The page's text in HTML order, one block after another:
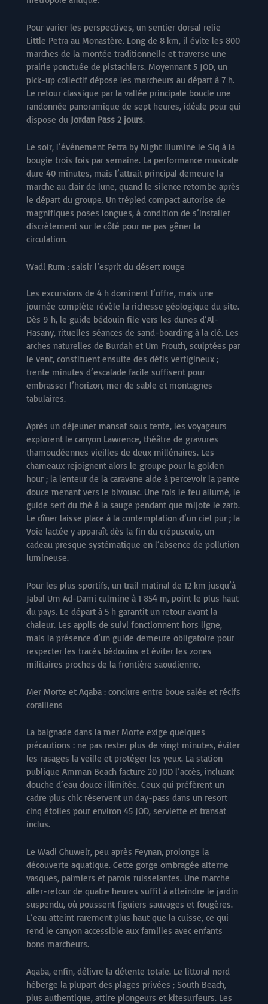
Pour varier les perspectives, un sentier dorsal relie
Little Petra au Monastère. Long de 8 km, il évite les 800
marches de la montée traditionnelle et traverse une
prairie ponctuée de pistachiers. Moyennant 5 JOD, un
pick-up collectif dépose les marcheurs au départ à 7 h.
Le retour classique par la vallée principale boucle une
randonnée panoramique de sept heures, idéale pour qui
dispose du Jordan Pass 2 jours.
Le soir, l’événement Petra by Night illumine le Siq à la
bougie trois fois par semaine. La performance musicale
dure 40 minutes, mais l’attrait principal demeure la
marche au clair de lune, quand le silence retombe après
le départ du groupe. Un trépied compact autorise de
magnifiques poses longues, à condition de s’installer
discrètement sur le côté pour ne pas gêner la
circulation.
Wadi Rum : saisir l’esprit du désert rouge
Les excursions de 4 h dominent l’offre, mais une
journée complète révèle la richesse géologique du site.
Dès 9 h, le guide bédouin file vers les dunes d’Al-
Hasany, rituelles séances de sand-boarding à la clé. Les
arches naturelles de Burdah et Um Frouth, sculptées par
le vent, constituent ensuite des défis vertigineux ;
trente minutes d’escalade facile suffisent pour
embrasser l’horizon, mer de sable et montagnes
tabulaires.
Après un déjeuner mansaf sous tente, les voyageurs
explorent le canyon Lawrence, théâtre de gravures
thamoudéennes vieilles de deux millénaires. Les
chameaux rejoignent alors le groupe pour la golden
hour ; la lenteur de la caravane aide à percevoir la pente
douce menant vers le bivouac. Une fois le feu allumé, le
guide sert du thé à la sauge pendant que mijote le zarb.
Le dîner laisse place à la contemplation d’un ciel pur ; la
Voie lactée y apparaît dès la fin du crépuscule, un
cadeau presque systématique en l’absence de pollution
lumineuse.
Pour les plus sportifs, un trail matinal de 12 km jusqu’à
Jabal Um Ad-Dami culmine à 1 854 m, point le plus haut
du pays. Le départ à 5 h garantit un retour avant la
chaleur. Les applis de suivi fonctionnent hors ligne,
mais la présence d’un guide demeure obligatoire pour
respecter les tracés bédouins et éviter les zones
militaires proches de la frontière saoudienne.
Mer Morte et Aqaba : conclure entre boue salée et récifs
coralliens
La baignade dans la mer Morte exige quelques
précautions : ne pas rester plus de vingt minutes, éviter
les rasages la veille et protéger les yeux. La station
publique Amman Beach facture 20 JOD l’accès, incluant
douche d’eau douce illimitée. Ceux qui préfèrent un
cadre plus chic réservent un day-pass dans un resort
cinq étoiles pour environ 45 JOD, serviette et transat
inclus.
Le Wadi Ghuweir, peu après Feynan, prolonge la
découverte aquatique. Cette gorge ombragée alterne
vasques, palmiers et parois ruisselantes. Une marche
aller-retour de quatre heures suffit à atteindre le jardin
suspendu, où poussent figuiers sauvages et fougères.
L’eau atteint rarement plus haut que la cuisse, ce qui
rend le canyon accessible aux familles avec enfants
bons marcheurs.
Aqaba, enfin, délivre la détente totale. Le littoral nord
héberge la plupart des plages privées ; South Beach,
plus authentique, attire plongeurs et kitesurfeurs. Les